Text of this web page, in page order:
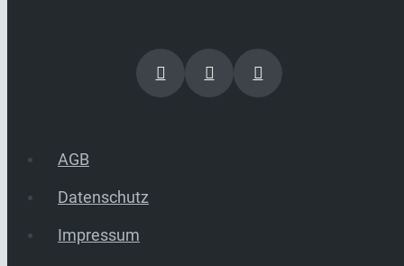
AGB
Datenschutz
Impressum